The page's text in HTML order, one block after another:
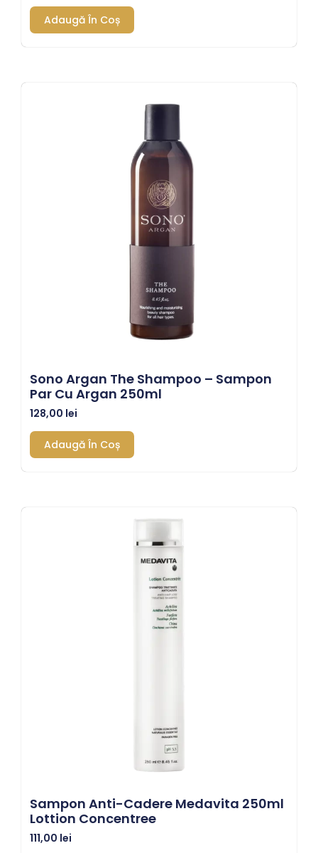
Adaugă În Coș
Sono Argan The Shampoo – Sampon
Par Cu Argan 250ml
128,00 lei
Adaugă În Coș
Sampon Anti-Cadere Medavita 250ml
Lottion Concentree
111,00 lei